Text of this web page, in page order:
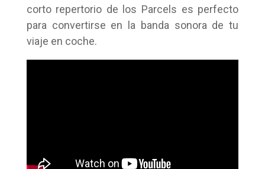
corto repertorio de los Parcels es perfecto
para convertirse en la banda sonora de tu
viaje en coche.